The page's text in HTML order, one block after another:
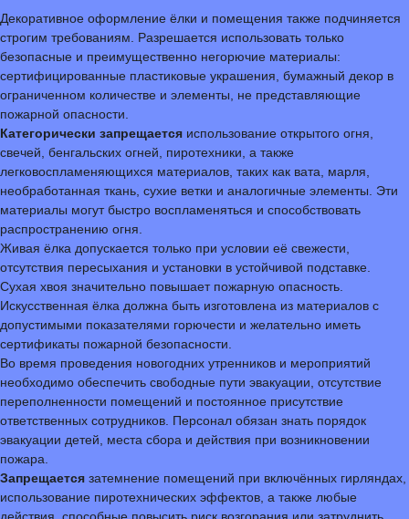
Декоративное оформление ёлки и помещения также подчиняется
строгим требованиям. Разрешается использовать только
безопасные и преимущественно негорючие материалы:
сертифицированные пластиковые украшения, бумажный декор в
ограниченном количестве и элементы, не представляющие
пожарной опасности.
Категорически запрещается использование открытого огня,
свечей, бенгальских огней, пиротехники, а также
легковоспламеняющихся материалов, таких как вата, марля,
необработанная ткань, сухие ветки и аналогичные элементы. Эти
материалы могут быстро воспламеняться и способствовать
распространению огня.
Живая ёлка допускается только при условии её свежести,
отсутствия пересыхания и установки в устойчивой подставке.
Сухая хвоя значительно повышает пожарную опасность.
Искусственная ёлка должна быть изготовлена из материалов с
допустимыми показателями горючести и желательно иметь
сертификаты пожарной безопасности.
Во время проведения новогодних утренников и мероприятий
необходимо обеспечить свободные пути эвакуации, отсутствие
переполненности помещений и постоянное присутствие
ответственных сотрудников. Персонал обязан знать порядок
эвакуации детей, места сбора и действия при возникновении
пожара.
Запрещается затемнение помещений при включённых гирляндах,
использование пиротехнических эффектов, а также любые